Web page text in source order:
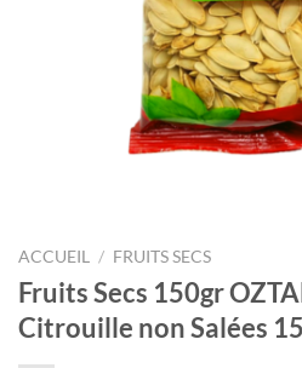
ACCUEIL / FRUITS SECS
Fruits Secs 150gr
Citrouille non Salées